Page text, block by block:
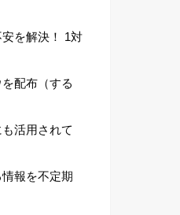
を解決！ 1対
配布（する
活用されて
報を不定期